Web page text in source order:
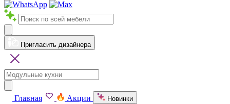
Пригласить дизайнера
Главная Акции Новинки